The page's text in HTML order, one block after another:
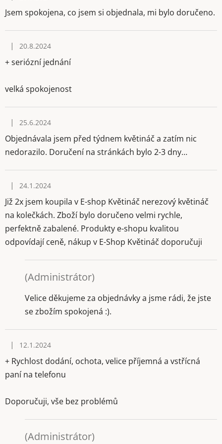
Jsem spokojena, co jsem si objednala, mi bylo doručeno.
Hodnocení obchodu je 5 z 5 hvězdiček.
| 20.8.2024
+ seriózní jednání
velká spokojenost
Hodnocení obchodu je 3 z 5 hvězdiček.
| 25.6.2024
Objednávala jsem před týdnem květináč a zatím nic
nedorazilo. Doručení na stránkách bylo 2-3 dny…
Hodnocení obchodu je 5 z 5 hvězdiček.
| 24.1.2024
Již 2x jsem koupila v E-shop Květináč nerezový květináč
na kolečkách. Zboží bylo doručeno velmi rychle,
perfektně zabalené. Produkty e-shopu kvalitou
odpovídají ceně, nákup v E-Shop Květináč doporučuji
(Administrátor)
Velice děkujeme za objednávky a jsme rádi, že jste
se zbožím spokojená :).
Hodnocení obchodu je 5 z 5 hvězdiček.
| 12.1.2024
+ Rychlost dodání, ochota, velice příjemná a vstřícná
paní na telefonu
Doporučuji, vše bez problémů
(Administrátor)